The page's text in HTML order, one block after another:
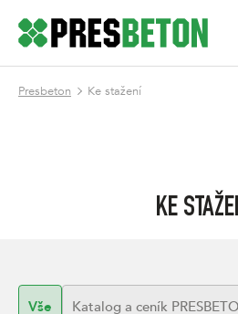
Presbeton Ke stažení
KE
Vše Katalog a ceník